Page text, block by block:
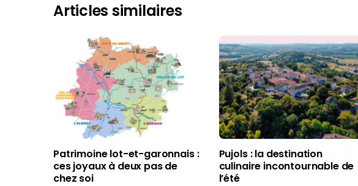
Articles similaires
Patrimoine lot-et-garonnais :
ces joyaux à deux pas de
chez soi
Pujols : la destination
culinaire incontournable de
l’été